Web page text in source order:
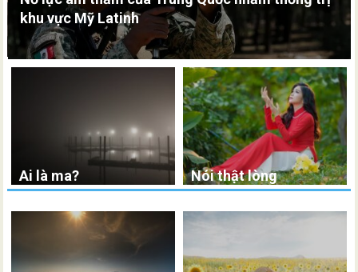
khu vực Mỹ Latinh
Ai là ma? Nói thật lòng